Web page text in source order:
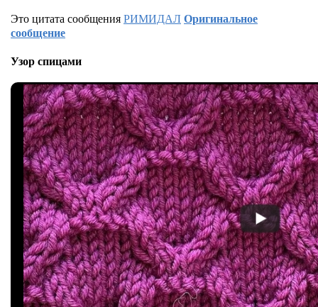
Это цитата сообщенияРИМИДАЛОригинальное
сообщение
Узор спицами